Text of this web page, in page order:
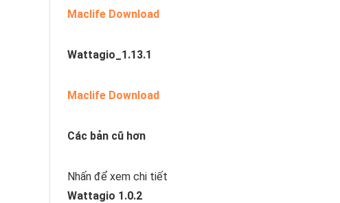
Maclife Download
Wattagio_1.13.1
Maclife Download
Các bản cũ hơn
Nhấn để xem chi tiết
Wattagio 1.0.2